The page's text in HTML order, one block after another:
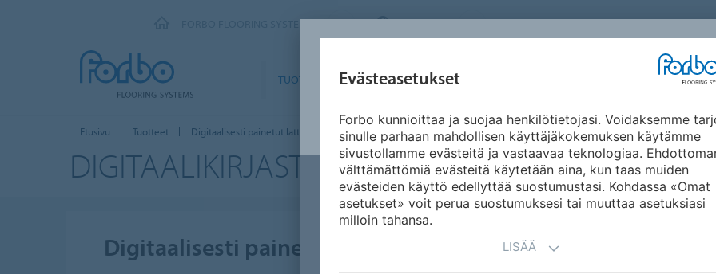
FORBO FLOORING SYSTEMS FINLAND
TUOTTEET KÄYTTÖKOHTEET
INSPIRAATIO JA
Etusivu Tuotteet Digitaalisesti painetut lattiat
DIGITAALIKIRJASTO
Digitaalisesti painetut lattiat
Evästeasetukset
Forbo kunnioittaa ja suojaa henkilötietojasi. Voidaksemme
sinulle parhaan mahdollisen käyttäjäkokemuksen käytämme
sivustollamme evästeitä ja vastaavaa teknologiaa.
välttämättömiä evästeitä käytetään aina, kun taas muiden
evästeiden käyttö edellyttää suostumustasi. Kohdassa «Omat
asetukset» voit perua suostumuksesi tai muuttaa asetuksiasi
milloin tahansa.
LISÄÄ